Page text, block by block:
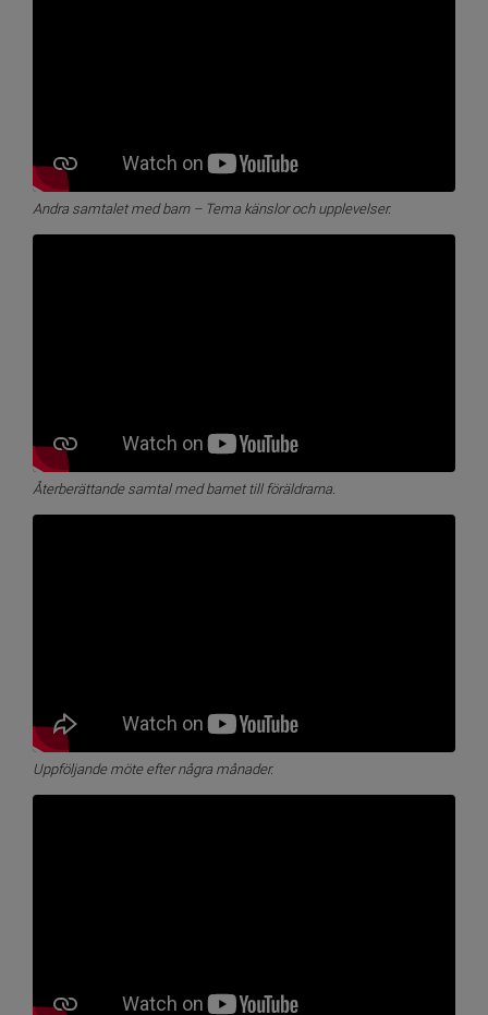
Andra samtalet med barn – Tema känslor och upplevelser.
Återberättande samtal med barnet till föräldrarna.
Uppföljande möte efter några månader.